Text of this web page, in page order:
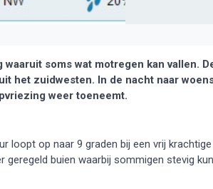
soms wat motregen kan vallen.
het zuidwesten. In de nacht naar
weer toeneemt.
loopt op naar 9 graden bij een vrij
buien waarbij sommigen stevig